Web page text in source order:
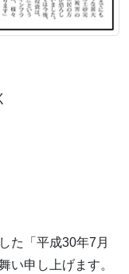
た「平成30年7月
い申し上げます。